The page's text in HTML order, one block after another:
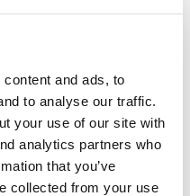
and ads, to
to analyse our traffic.
your use of our site with
analytics partners who
that you’ve
collected from your use